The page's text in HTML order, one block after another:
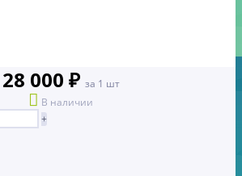
28 000 ₽ за 1 шт
В наличии
+